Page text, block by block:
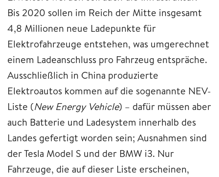
Bis 2020 sollen im Reich der Mitte insgesamt
4,8 Millionen neue Ladepunkte für
Elektrofahrzeuge entstehen, was umgerechnet
einem Ladeanschluss pro Fahrzeug entspräche.
Ausschließlich in China produzierte
Elektroautos kommen auf die sogenannte NEV-
Liste (New Energy Vehicle) – dafür müssen aber
auch Batterie und Ladesystem innerhalb des
Landes gefertigt worden sein; Ausnahmen sind
der Tesla Model S und der BMW i3. Nur
Fahrzeuge, die auf dieser Liste erscheinen,